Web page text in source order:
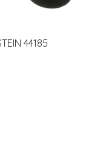
44185